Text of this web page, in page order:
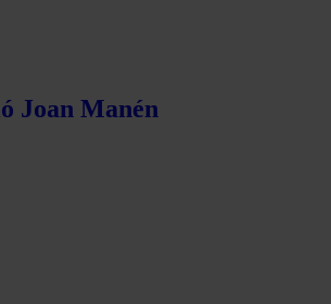
Joan Manén